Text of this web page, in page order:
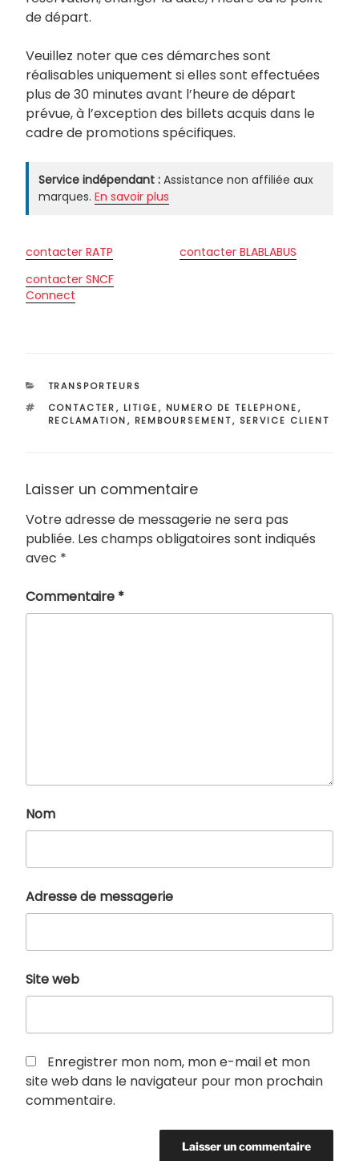
de départ.
Veuillez noter que ces démarches sont
réalisables uniquement si elles sont effectuées
plus de 30 minutes avant l’heure de départ
prévue, à l’exception des billets acquis dans le
cadre de promotions spécifiques.
Service indépendant : Assistance non affiliée aux
marques. En savoir plus
contacter RATP
contacter BLABLABUS
contacter SNCF
Connect
CATÉGORIES
TRANSPORTEURS
ÉTIQUETTES
CONTACTER, LITIGE, NUMERO DE TELEPHONE,
RECLAMATION, REMBOURSEMENT, SERVICE CLIENT
Laisser un commentaire
Votre adresse de messagerie ne sera pas
publiée. Les champs obligatoires sont indiqués
avec *
Commentaire *
Nom
Adresse de messagerie
Site web
Enregistrer mon nom, mon e-mail et mon
site web dans le navigateur pour mon prochain
commentaire.